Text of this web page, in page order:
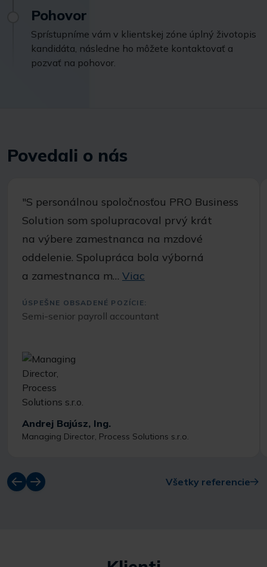
Pohovor
Sprístupníme vám v klientskej zóne úplný životopis
kandidáta, následne ho môžete kontaktovať a
pozvať na pohovor.
Povedali o nás
"S personálnou spoločnosťou PRO Business
Solution som spolupracoval prvý krát
na výbere zamestnanca na mzdové
oddelenie. Spolupráca bola výborná
a zamestnanca m… Viac
ÚSPEŠNE OBSADENÉ POZÍCIE:
Semi-senior payroll accountant
Andrej Bajúsz, Ing.
Managing Director, Process Solutions s.r.o.
Všetky referencie